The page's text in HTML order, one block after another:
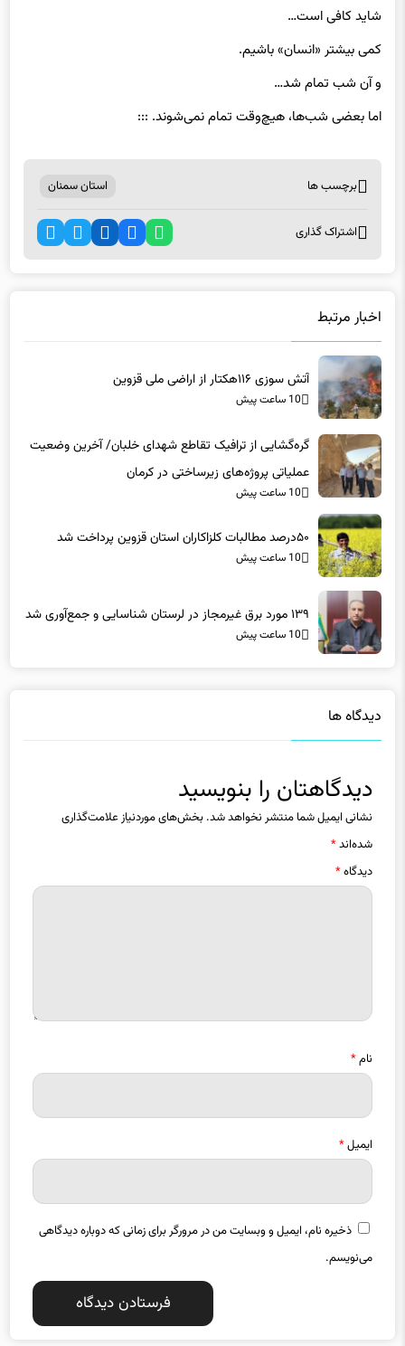
شاید کافی است…
کمی بیشتر «انسان» باشیم.
و آن شب تمام شد…
اما بعضی شب‌ها، هیچ‌وقت تمام نمی‌شوند. :::
برچسب ها استان سمنان
اشتراک گذاری
اخبار مرتبط
آتش سوزی ۱۱۶هکتار از اراضی ملی قزوین
10 ساعت پیش
گره‌گشایی از ترافیک تقاطع شهدای خلبان/ آخرین وضعیت
عملیاتی پروژه‌های زیرساختی در کرمان
10 ساعت پیش
۵۰درصد مطالبات کلزاکاران استان قزوین پرداخت شد
10 ساعت پیش
۱۳۹ مورد برق غیرمجاز در لرستان شناسایی و جمع‌آوری شد
10 ساعت پیش
دیدگاه ها
دیدگاهتان را بنویسید
نشانی ایمیل شما منتشر نخواهد شد. بخش‌های موردنیاز علامت‌گذاری
شده‌اند*
دیدگاه*
نام*
ایمیل*
ذخیره نام، ایمیل و وبسایت من در مرورگر برای زمانی که دوباره دیدگاهی
می‌نویسم.